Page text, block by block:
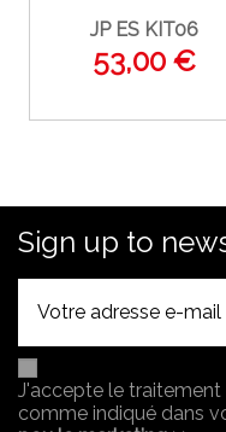
JP ES KIT06
53,00 €
Sign up to
J'accepte le traitement
comme indiqué dans